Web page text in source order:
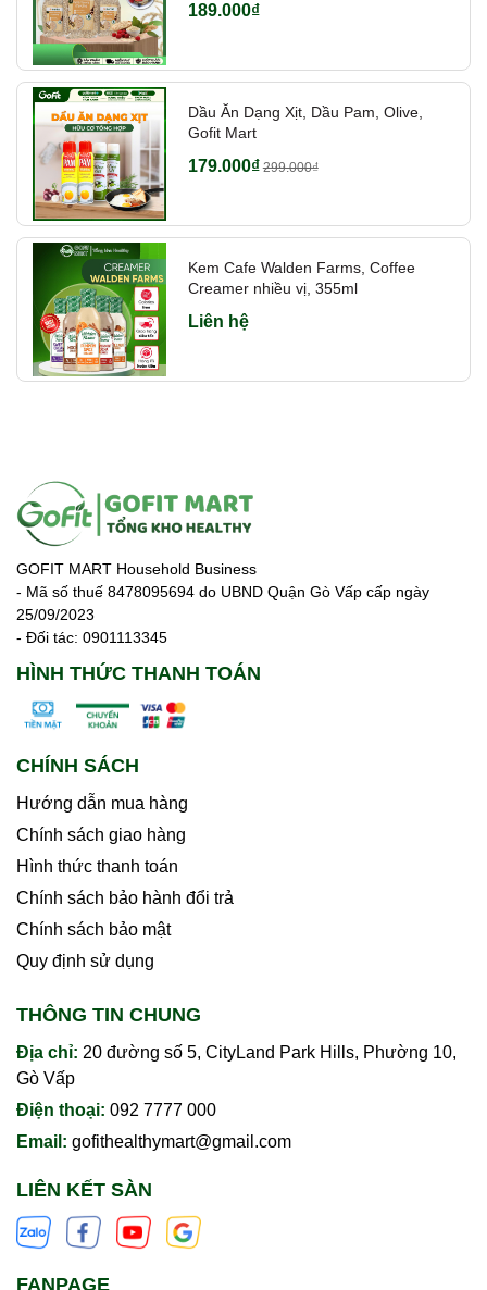
189.000₫
Dầu Ăn Dạng Xịt, Dầu Pam, Olive,
Gofit Mart
179.000₫ 299.000₫
Kem Cafe Walden Farms, Coffee
Creamer nhiều vị, 355ml
Liên hệ
GOFIT MART Household Business
- Mã số thuế 8478095694 do UBND Quận Gò Vấp cấp ngày
25/09/2023
- Đối tác: 0901113345
HÌNH THỨC THANH TOÁN
CHÍNH SÁCH
Hướng dẫn mua hàng
Chính sách giao hàng
Hình thức thanh toán
Chính sách bảo hành đổi trả
Chính sách bảo mật
Quy định sử dụng
THÔNG TIN CHUNG
Địa chỉ: 20 đường số 5, CityLand Park Hills, Phường 10,
Gò Vấp
Điện thoại: 092 7777 000
Email: gofithealthymart@gmail.com
LIÊN KẾT SÀN
FANPAGE